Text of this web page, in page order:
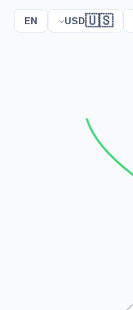
🇺🇸
USD
EN